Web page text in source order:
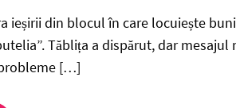
ieșirii din blocul în care locuiește
Tăblița a dispărut, dar mesajul
[…]